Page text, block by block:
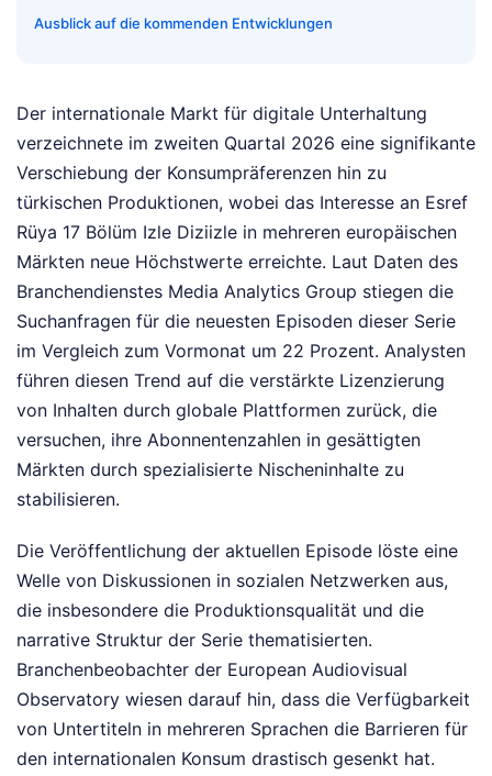
Ausblick auf die kommenden Entwicklungen
Der internationale Markt für digitale Unterhaltung
verzeichnete im zweiten Quartal 2026 eine signifikante
Verschiebung der Konsumpräferenzen hin zu
türkischen Produktionen, wobei das Interesse an Esref
Rüya 17 Bölüm Izle Diziizle in mehreren europäischen
Märkten neue Höchstwerte erreichte. Laut Daten des
Branchendienstes Media Analytics Group stiegen die
Suchanfragen für die neuesten Episoden dieser Serie
im Vergleich zum Vormonat um 22 Prozent. Analysten
führen diesen Trend auf die verstärkte Lizenzierung
von Inhalten durch globale Plattformen zurück, die
versuchen, ihre Abonnentenzahlen in gesättigten
Märkten durch spezialisierte Nischeninhalte zu
stabilisieren.
Die Veröffentlichung der aktuellen Episode löste eine
Welle von Diskussionen in sozialen Netzwerken aus,
die insbesondere die Produktionsqualität und die
narrative Struktur der Serie thematisierten.
Branchenbeobachter der European Audiovisual
Observatory wiesen darauf hin, dass die Verfügbarkeit
von Untertiteln in mehreren Sprachen die Barrieren für
den internationalen Konsum drastisch gesenkt hat.